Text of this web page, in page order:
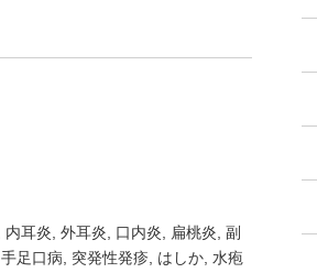
内耳炎 外耳炎 口内炎 扁桃炎 副
手足口病 突発性発疹 はしか 水疱